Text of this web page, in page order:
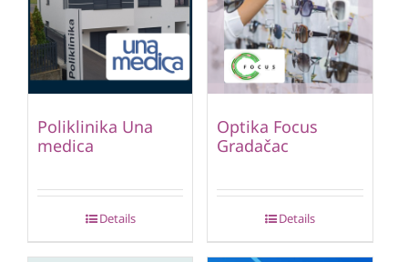
Poliklinika Una
medica
Details
Optika Focus
Gradačac
Details